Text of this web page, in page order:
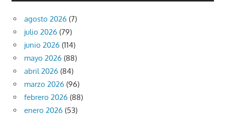
agosto 2026 (7)
julio 2026 (79)
junio 2026 (114)
mayo 2026 (88)
abril 2026 (84)
marzo 2026 (96)
febrero 2026 (88)
enero 2026 (53)